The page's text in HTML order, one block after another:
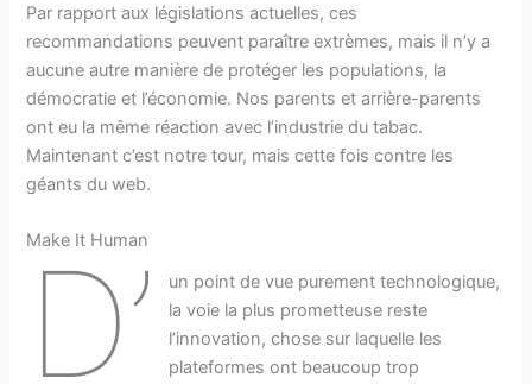
Par rapport aux législations actuelles, ces
recommandations peuvent paraître extrèmes, mais il n’y a
aucune autre manière de protéger les populations, la
démocratie et l’économie. Nos parents et arrière-parents
ont eu la même réaction avec l’industrie du tabac.
Maintenant c’est notre tour, mais cette fois contre les
géants du web.
Make It Human
D’
un point de vue purement technologique,
la voie la plus prometteuse reste
l’innovation, chose sur laquelle les
plateformes ont beaucoup trop